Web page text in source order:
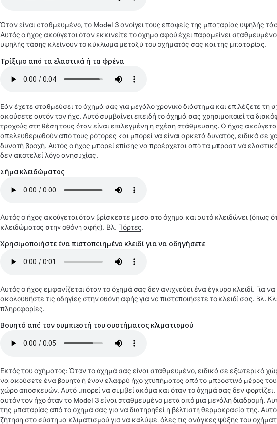
Όταν είναι σταθμευμένο, το Model 3 ανοίγει τους επαφείς της μπαταρίας υψηλής
Αυτός ο ήχος ακούγεται όταν εκκινείτε το όχημα αφού έχει παραμείνει σταθμευμένο
υψηλής τάσης κλείνουν το κύκλωμα μεταξύ του οχήματός σας και της μπαταρίας.
Τρίξιμο από τα ελαστικά ή τα φρένα
Εάν έχετε σταθμεύσει το όχημά σας για μεγάλο χρονικό διάστημα και επιλέξετε τη
ακούσετε αυτόν τον ήχο. Αυτό συμβαίνει επειδή το όχημά σας χρησιμοποιεί τα
τροχούς στη θέση τους όταν είναι επιλεγμένη η σχέση στάθμευσης. Ο ήχος
απελευθερωθούν από τους ρότορες και μπορεί να είναι αρκετά δυνατός, ειδικά σε
δυνατή βροχή. Αυτός ο ήχος μπορεί επίσης να προέρχεται από τα μπροστινά
δεν αποτελεί λόγο ανησυχίας.
Σήμα κλειδώματος
Αυτός ο ήχος ακούγεται όταν βρίσκεστε μέσα στο όχημα και αυτό κλειδώνει (όπως
κλειδώματος στην οθόνη αφής). Βλ. Πόρτες.
Χρησιμοποιήστε ένα πιστοποιημένο κλειδί για να οδηγήσετε
Αυτός ο ήχος εμφανίζεται όταν το όχημά σας δεν ανιχνεύει ένα έγκυρο κλειδί. Για
ακολουθήστε τις οδηγίες στην οθόνη αφής για να πιστοποιήσετε το κλειδί σας. Βλ.
πληροφορίες.
Βουητό από τον συμπιεστή του συστήματος κλιματισμού
Εκτός του οχήματος: Όταν το όχημά σας είναι σταθμευμένο, ειδικά σε εξωτερικό
να ακούσετε ένα βουητό ή έναν ελαφρύ ήχο χτυπήματος από το μπροστινό μέρος
χώρο αποσκευών. Αυτό μπορεί να συμβεί ακόμα και όταν το όχημά σας δεν
αυτόν τον ήχο όταν το Model 3 είναι σταθμευμένο μετά από μια μεγάλη διαδρομή.
της μπαταρίας από το όχημά σας για να διατηρηθεί η βέλτιστη θερμοκρασία της.
ζήτηση στο σύστημα κλιματισμού για να καλύψει όλες τις ανάγκες ψύξης του